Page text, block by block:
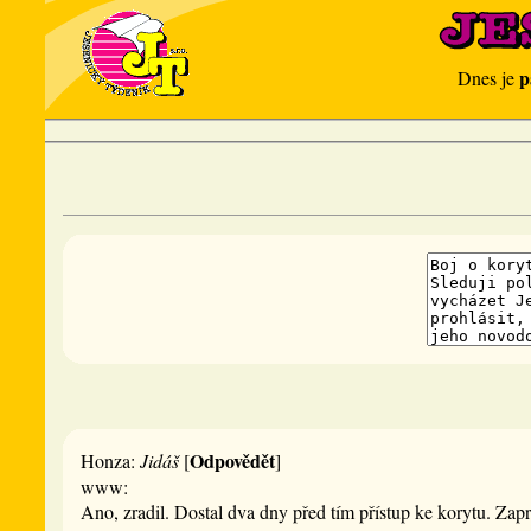
Dnes je
Honza: Jidáš[Odpovědět]
www:
Ano, zradil. Dostal dva dny před tím přístup ke korytu.